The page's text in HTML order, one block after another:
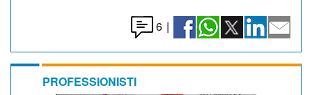
6 |
PROFESSIONISTI